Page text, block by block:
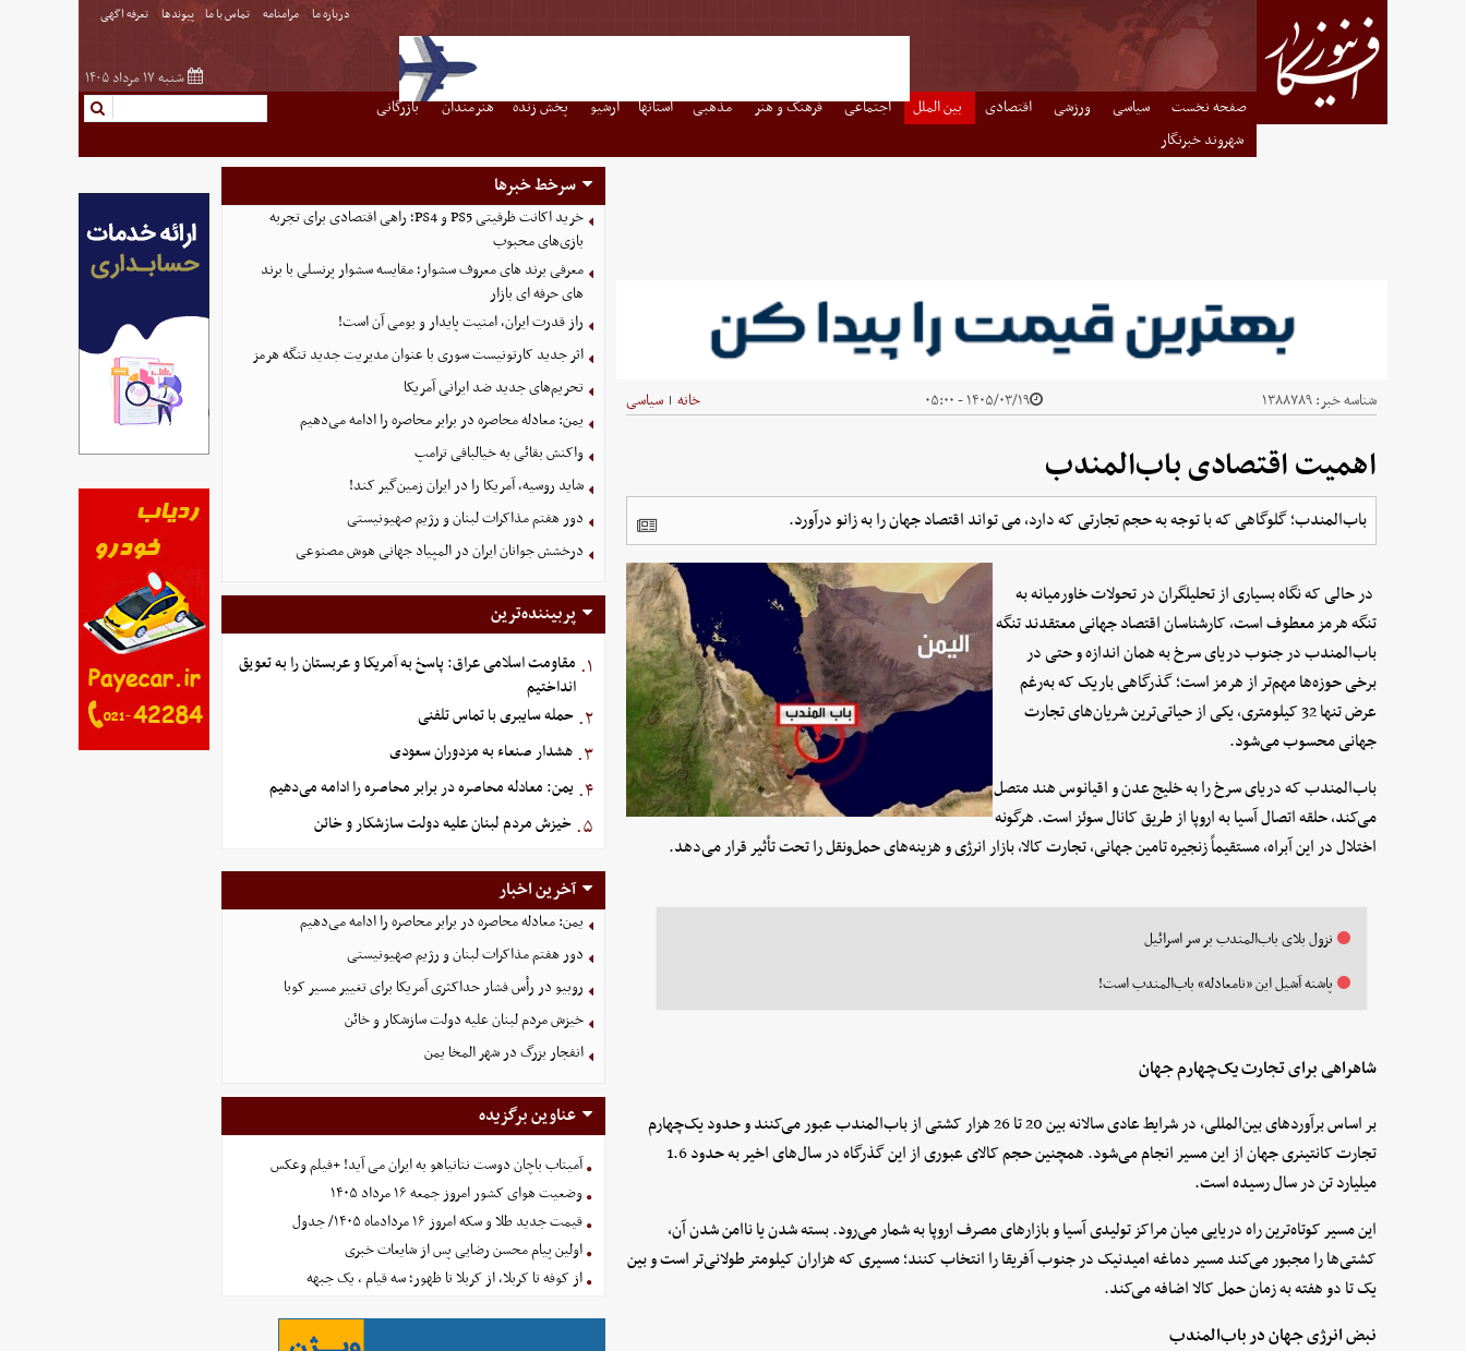
درباره ما مرامنامه تماس با ما پیوندها تعرفه اگهی
شنبه ۱۷ مرداد ۱۴۰۵
صفحه نخست سیاسی ورزشی اقتصادی بین الملل اجتماعی فرهنگ و هنر مذهبی استانها آرشیو پخش زنده هنرمندان
بازرگانی
شهروند خبرنگار
شناسه خبر:۱۳۸۸۷۸۹ ۱۴۰۵/۰۳/۱۹ - ۰۵:۰۰ خانه | سیاسی
اهمیت اقتصادی باب‌المندب
باب‌المندب؛ گلوگاهی که با توجه به حجم تجارتی که دارد، می تواند اقتصاد جهان را به زانو درآورد.
در حالی که نگاه بسیاری از تحلیلگران در تحولات خاورمیانه به
تنگه هرمز معطوف است، کارشناسان اقتصاد جهانی معتقدند تنگه
باب‌المندب در جنوب دریای سرخ به همان اندازه و حتی در
برخی حوزه‌ها مهم‌تر از هرمز است؛ گذرگاهی باریک که به‌رغم
عرض تنها 32 کیلومتری، یکی از حیاتی‌ترین شریان‌های تجارت
جهانی محسوب می‌شود.
باب‌المندب که دریای سرخ را به خلیج عدن و اقیانوس هند متصل
می‌کند، حلقه اتصال آسیا به اروپا از طریق کانال سوئز است. هرگونه
اختلال در این آبراه، مستقیماً زنجیره تامین جهانی، تجارت کالا، بازار انرژی و هزینه‌های حمل‌ونقل را تحت تأثیر قرار می‌دهد.
نزول بلای باب‌المندب بر سر اسرائیل
پاشنه‌ آشیل این «نامعادله» باب‌المندب است!
شاهراهی برای تجارت یک‌چهارم جهان
بر اساس برآوردهای بین‌المللی، در شرایط عادی سالانه بین 20 تا 26 هزار کشتی از باب‌المندب عبور می‌کنند و حدود یک‌چهارم
تجارت کانتینری جهان از این مسیر انجام می‌شود. همچنین حجم کالای عبوری از این گذرگاه در سال‌های اخیر به حدود 1.6
میلیارد تن در سال رسیده است.
این مسیر کوتاه‌ترین راه دریایی میان مراکز تولیدی آسیا و بازارهای مصرف اروپا به شمار می‌رود. بسته شدن یا ناامن شدن آن،
کشتی‌ها را مجبور می‌کند مسیر دماغه امیدنیک در جنوب آفریقا را انتخاب کنند؛ مسیری که هزاران کیلومتر طولانی‌تر است و بین
یک تا دو هفته به زمان حمل کالا اضافه می‌کند.
نبض انرژی جهان در باب‌المندب
سرخط خبرها
خرید اکانت ظرفیتی PS5 و PS4؛ راهی اقتصادی برای تجربه
بازی‌های محبوب
معرفی برند های معروف سشوار؛ مقایسه سشوار پرنسلی با برند
های حرفه ای بازار
راز قدرت ایران، امنیت پایدار و بومی آن است!
اثر جدید کارتونیست سوری با عنوان مدیریت جدید تنگه هرمز
تحریم‌های جدید ضد ایرانی آمریکا
یمن: معادله محاصره در برابر محاصره را ادامه می‌دهیم
واکنش بقائی به خیالبافی ترامپ
شاید روسیه، آمریکا را در ایران زمین‌گیر کند!
دور هفتم مذاکرات لبنان و رژیم صهیونیستی
درخشش جوانان ایران در المپیاد جهانی هوش مصنوعی
پربیننده‌ترین
۱. مقاومت اسلامی عراق: پاسخ به آمریکا و عربستان را به تعویق
انداختیم
۲. حمله سایبری با تماس تلفنی
۳. هشدار صنعاء به مزدوران سعودی
۴. یمن: معادله محاصره در برابر محاصره را ادامه می‌دهیم
۵. خیزش مردم لبنان علیه دولت سازشکار و خائن
آخرین اخبار
یمن: معادله محاصره در برابر محاصره را ادامه می‌دهیم
دور هفتم مذاکرات لبنان و رژیم صهیونیستی
روبیو در رأس فشار حداکثری آمریکا برای تغییر مسیر کوبا
خیزش مردم لبنان علیه دولت سازشکار و خائن
انفجار بزرگ در شهر المخا یمن
عناوین برگزیده
آمیتاب باچان دوست نتانیاهو به ایران می آید! +فیلم وعکس
وضعیت هوای کشور امروز جمعه ۱۶ مرداد ۱۴۰۵
قیمت جدید طلا و سکه امروز ۱۶ مردادماه ۱۴۰۵/ جدول
اولین پیام محسن رضایی پس از شایعات خبری
از کوفه تا کربلا، از کربلا تا ظهور؛ سه قیام ، یک جبهه